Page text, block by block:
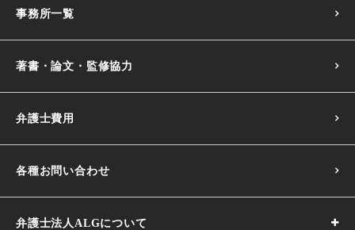
事務所一覧
著書・論文・監修協力
弁護士費用
各種お問い合わせ
弁護士法人ALGについて